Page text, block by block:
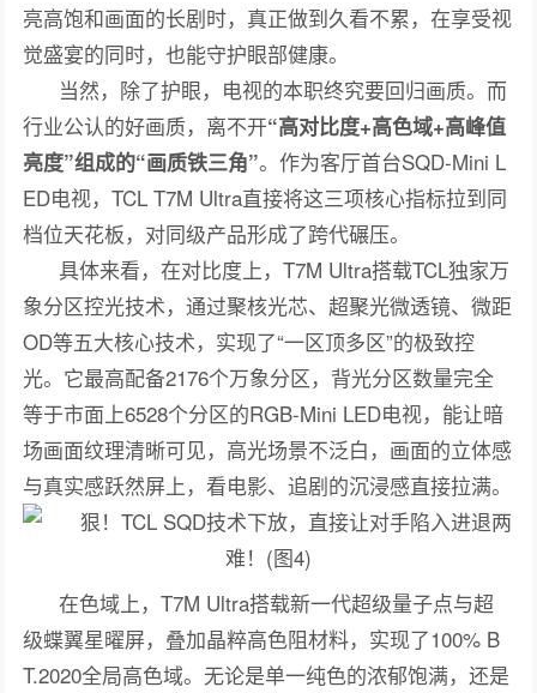
亮高饱和画面的长剧时，真正做到久看不累，在享受视
觉盛宴的同时，也能守护眼部健康。
当然，除了护眼，电视的本职终究要回归画质。而
行业公认的好画质，离不开“高对比度+高色域+高峰值
亮度”组成的“画质铁三角”。作为客厅首台SQD-Mini L
ED电视，TCL T7M Ultra直接将这三项核心指标拉到同
档位天花板，对同级产品形成了跨代碾压。
具体来看，在对比度上，T7M Ultra搭载TCL独家万
象分区控光技术，通过聚核光芯、超聚光微透镜、微距
OD等五大核心技术，实现了“一区顶多区”的极致控
光。它最高配备2176个万象分区，背光分区数量完全
等于市面上6528个分区的RGB-Mini LED电视，能让暗
场画面纹理清晰可见，高光场景不泛白，画面的立体感
与真实感跃然屏上，看电影、追剧的沉浸感直接拉满。
在色域上，T7M Ultra搭载新一代超级量子点与超
级蝶翼星曜屏，叠加晶粹高色阻材料，实现了100% B
T.2020全局高色域。无论是单一纯色的浓郁饱满，还是